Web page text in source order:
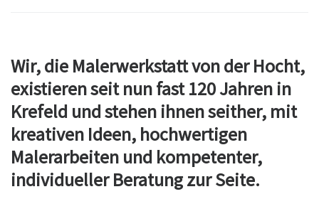
Wir, die Malerwerkstatt von der Hocht,
existieren seit nun fast 120 Jahren in
Krefeld und stehen ihnen seither, mit
kreativen Ideen, hochwertigen
Malerarbeiten und kompetenter,
individueller Beratung zur Seite.